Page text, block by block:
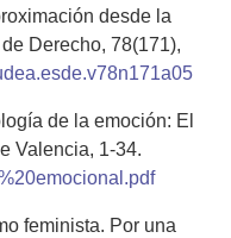
desde la
Derecho, 78(171),
de la emoción: El
Valencia, 1-34.
feminista. Por una